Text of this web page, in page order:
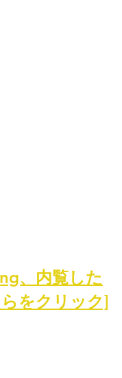
、内覧した
をクリック]